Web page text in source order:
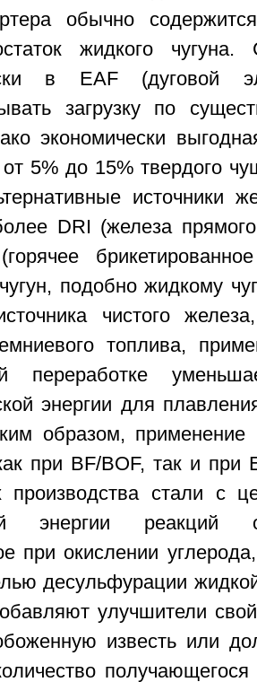
обычно
жидкого чугуна.
в EAF (дуговой
загрузку по
экономически
5% до 15% твердого
источники
DRI (железа
подобно жидкому
чистого
топлива,
переработке
энергии для
образом, применение
при BF/BOF, так и при
производства стали с
энергии реакций
при окислении
десульфурации
улучшители
известь или